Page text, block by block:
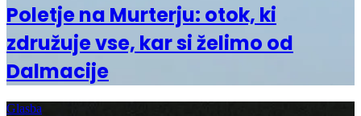
Poletje na Murterju: otok, ki
združuje vse, kar si želimo od
Dalmacije
Glasba